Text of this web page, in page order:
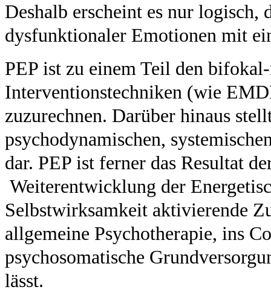
Deshalb erscheint es nur logisch,
dysfunktionaler Emotionen mit
PEP ist zu einem Teil den
Interventionstechniken (wie
zuzurechnen. Darüber hinaus
psychodynamischen,
dar. PEP ist ferner das Resultat
Weiterentwicklung der
Selbstwirksamkeit aktivierende
allgemeine Psychotherapie, ins
psychosomatische
lässt.